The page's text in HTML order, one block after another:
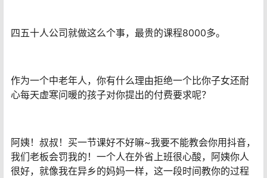
四五十人公司就做这么个事，最贵的课程8000多。
作为一个中老年人，你有什么理由拒绝一个比你子女还耐
心每天虚寒问暖的孩子对你提出的付费要求呢？
阿姨！叔叔！买一节课好不好嘛~我要不能教会你用抖音，
我们老板会罚我的！一个人在外省上班很心酸，阿姨你人
很好，就像我在异乡的妈妈一样，这一段时间教你的过程